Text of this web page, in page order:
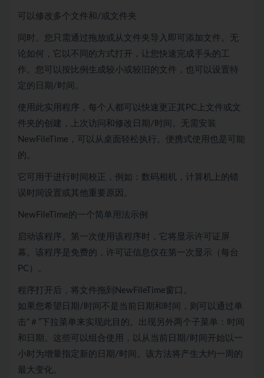
可以修改多个文件和/或文件夹
同时。您只需通过拖放或从文件夹导入即可添加文件。无
论如何，它以不同的方式打开，让您快速完成手头的工
作。您可以按比例生成较小或较旧的文件，也可以设置特
定的日期/时间。
使用此实用程序，每个人都可以快速更正其PC上文件或文
件夹的创建，上次访问和修改日期/时间。无需安装
NewFileTime，可以从桌面轻松执行。便携式使用也是可能
的。
它可用于进行时间校正，例如：数码相机，计算机上的错
误时间设置或其他重要原因。
NewFileTime的一个简单用法示例
启动该程序。第一次使用该程序时，它将显示许可证屏
幕。该程序是免费的，许可证信息仅在第一次显示（每台
PC）。
程序打开后，将文件拖到NewFileTime窗口。
如果您希望日期/时间不是当前日期和时间，则可以通过单
击“＃”下拉菜单来实现此目的。出现另外两个子菜单：时间
和日期。这些可以组合使用，以从当前日期/时间开始以一
小时为增量指定新的日期/时间。该方法将产生大约一周的
最大变化。